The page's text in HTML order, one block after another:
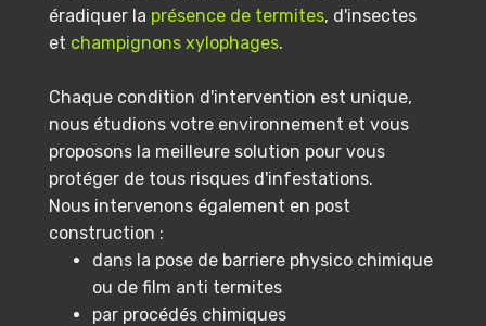
éradiquer la présence de termites, d'insectes
et champignons xylophages.
Chaque condition d'intervention est unique,
nous étudions votre environnement et vous
proposons la meilleure solution pour vous
protéger de tous risques d'infestations.
Nous intervenons également en post
construction :
dans la pose de barriere physico chimique
ou de film anti termites
par procédés chimiques